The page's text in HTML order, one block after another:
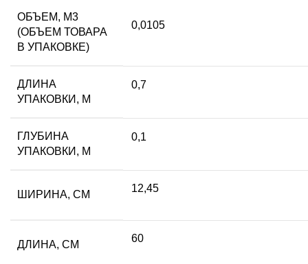
ОБЪЕМ, М3
(ОБЪЕМ ТОВАРА
В УПАКОВКЕ)
0,0105
ДЛИНА
УПАКОВКИ, М
0,7
ГЛУБИНА
УПАКОВКИ, М
0,1
ШИРИНА, СМ
12,45
ДЛИНА, СМ
60